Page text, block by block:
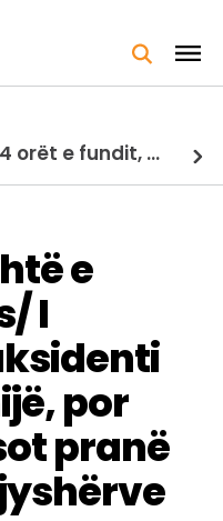
Situata nga zjarret në 24 orët e fundit, Ministria e Mbrojtjes: 21 vatra të shuara, 2 nën monitorim
e
I
por
pranë